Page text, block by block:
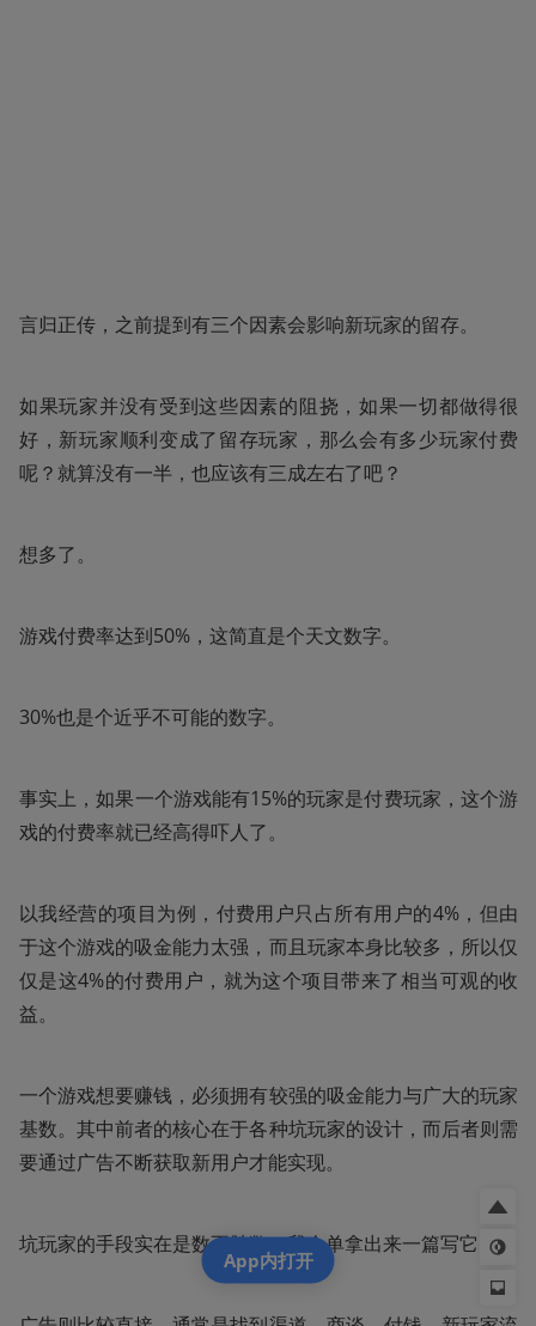
言归正传，之前提到有三个因素会影响新玩家的留存。
如果玩家并没有受到这些因素的阻挠，如果一切都做得很
好，新玩家顺利变成了留存玩家，那么会有多少玩家付费
呢？就算没有一半，也应该有三成左右了吧？
想多了。
游戏付费率达到50%，这简直是个天文数字。
30%也是个近乎不可能的数字。
事实上，如果一个游戏能有15%的玩家是付费玩家，这个游
戏的付费率就已经高得吓人了。
以我经营的项目为例，付费用户只占所有用户的4%，但由
于这个游戏的吸金能力太强，而且玩家本身比较多，所以仅
仅是这4%的付费用户，就为这个项目带来了相当可观的收
益。
一个游戏想要赚钱，必须拥有较强的吸金能力与广大的玩家
基数。其中前者的核心在于各种坑玩家的设计，而后者则需
要通过广告不断获取新用户才能实现。
坑玩家的手段实在是数不胜数，我会单拿出来一篇写它。
App内打开